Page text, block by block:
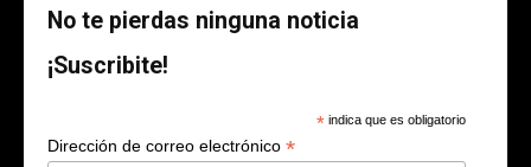
No te pierdas ninguna noticia
¡Suscribite!
* indica que es obligatorio
Dirección de correo electrónico *